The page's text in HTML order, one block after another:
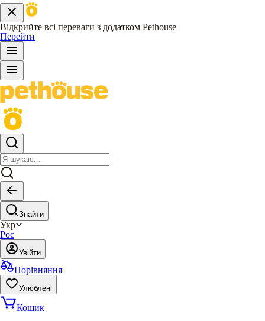
Відкрийте всі переваги з додатком Pethouse
Перейти
Знайти
Укр
Рос
Увійти
Порівняння
Улюблені
Кошик